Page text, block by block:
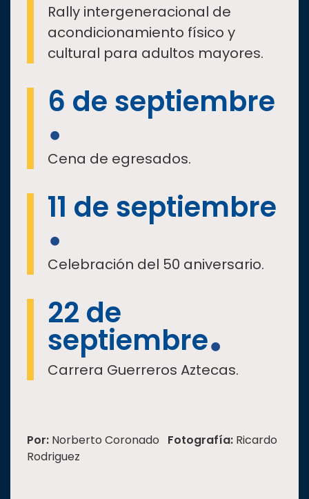
Rally intergeneracional de
acondicionamiento físico y
cultural para adultos mayores.
6 de septiembre
Cena de egresados.
11 de septiembre
Celebración del 50 aniversario.
22 de
septiembre
Carrera Guerreros Aztecas.
Por: Norberto Coronado Fotografía: Ricardo
Rodriguez